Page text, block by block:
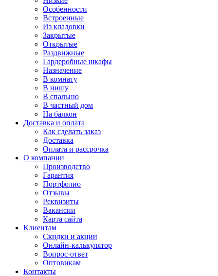
Особенности
Встроенные
Из кладовки
Закрытые
Открытые
Раздвижные
Гардеробные шкафы
Назначение
В комнату
В нишу
В спальню
В частный дом
На балкон
Доставка и оплата
Как сделать заказ
Доставка
Оплата и рассрочка
О компании
Производство
Гарантия
Портфолио
Отзывы
Реквизиты
Вакансии
Карта сайта
Клиентам
Скидки и акции
Онлайн-калькулятор
Вопрос-ответ
Оптовикам
Контакты